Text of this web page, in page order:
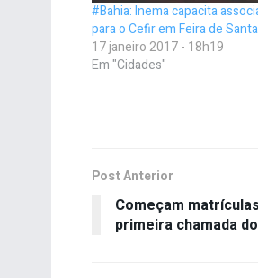
#Bahia: Inema capacita
para o Cefir em Feira de
17 janeiro 2017 - 18h19
Em "Cidades"
Post Anterior
Começam
primeira chamada